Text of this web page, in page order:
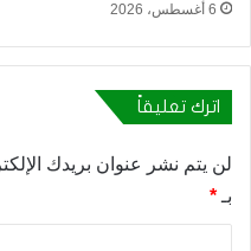
6 أغسطس، 2026
اترك تعليقاً
لن يتم نشر عنوان بريدك
بـ *